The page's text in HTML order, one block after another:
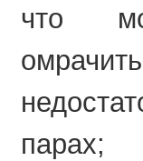
что
парах;